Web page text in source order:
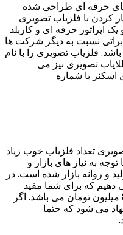
های حرفه ای طراحی شده
کردن با فلزیاب تصویری
اپراتور حرفه ای و کاربلد
نسبت به دیگر شرکت ها
فلزیاب تصویری را با نام
تصویری نیز می
اسکنر با شماره
تعداد فلزیاب خوب زیاد
به نیاز های بازار و
و روانه بازار شده است. در
دهیم که برای شما مفید
است. قیمت فلزیاب تصویری جدید 80 میلیون تومان می باشد. اگر
می شود که حتما